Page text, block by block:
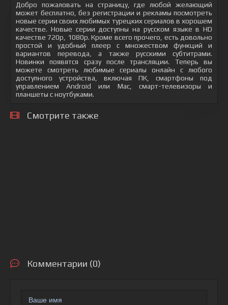
Добро пожаловать на страницу, где любой желающий
может бесплатно, без регистрации и рекламы посмотреть
новые серии своих любимых турецких сериалов в хорошем
качестве. Новые серии доступны на русском языке в HD
качестве 720p, 1080p. Кроме всего прочего, есть довольно
простой и удобный плеер с множеством функций и
вариантов перевода, а также русскими субтитрами.
Новинки появятся сразу после трансляции. Теперь вы
можете смотреть любимые сериалы онлайн с любого
доступного устройства, включая ПК, смартфоны под
управлением Android или Mac, смарт-телевизоры и
планшеты с ноутбуками.
Смотрите также
Комментарии (0)